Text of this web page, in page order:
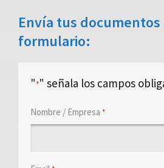
Envía tus
formulario:
"*" señala los campos
Nombre / Empresa *